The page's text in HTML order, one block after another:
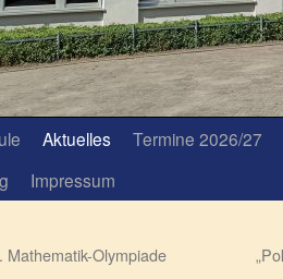
Aktuelles
Termine 2026/27
Impressum
Olympiade